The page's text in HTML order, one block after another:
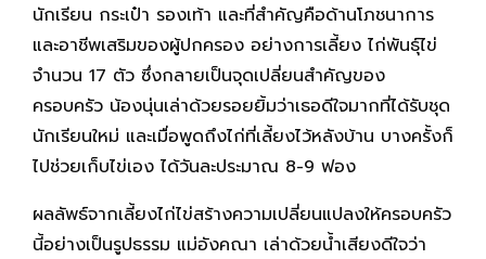
นักเรียน กระเป๋า รองเท้า และที่สำคัญคือด้านโภชนาการ
และอาชีพเสริมของผู้ปกครอง อย่างการเลี้ยง ไก่พันธุ์ไข่
จำนวน 17 ตัว ซึ่งกลายเป็นจุดเปลี่ยนสำคัญของ
ครอบครัว น้องนุ่นเล่าด้วยรอยยิ้มว่าเธอดีใจมากที่ได้รับชุด
นักเรียนใหม่ และเมื่อพูดถึงไก่ที่เลี้ยงไว้หลังบ้าน บางครั้งก็
ไปช่วยเก็บไข่เอง ได้วันละประมาณ 8-9 ฟอง
ผลลัพธ์จากเลี้ยงไก่ไข่สร้างความเปลี่ยนแปลงให้ครอบครัว
นี้อย่างเป็นรูปธรรม แม่อังคณา เล่าด้วยน้ำเสียงดีใจว่า